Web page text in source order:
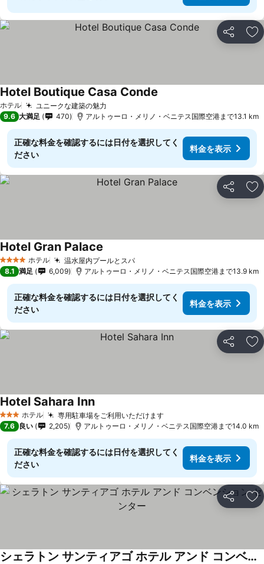
シェア お
ホテル ユニークな建築の魅力
Hotel Boutique Casa Conde
9.6 大満足 470 アルトゥーロ・メリノ・ベニテス国際空港まで13.1 km
正確な料金を確認するには日付を選択してく
ださい
料金を表示
シェア お
4 ホテルのランク
ホテル 温水屋内プールとスパ料金を表示
Hotel Gran Palace
8.1 満足 6,009 アルトゥーロ・メリノ・ベニテス国際空港まで13.9 km
正確な料金を確認するには日付を選択してく
ださい
料金を表示
シェア お
3 ホテルのランク
ホテル 専用駐車場をご利用いただけます料金を表示
Hotel Sahara Inn料金を表示
7.6 良い 2,205 アルトゥーロ・メリノ・ベニテス国際空港まで14.0 km
正確な料金を確認するには日付を選択してく
ださい
料金を表示
シェア お
シェラトン サンティアゴ ホテル アンド コンベンション センター